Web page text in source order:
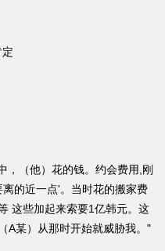
，（他）花的钱。约会费用,刚
的近一点'。当时花的搬家费
这些加起来索要1亿韩元。这
A某）从那时开始就威胁我。"